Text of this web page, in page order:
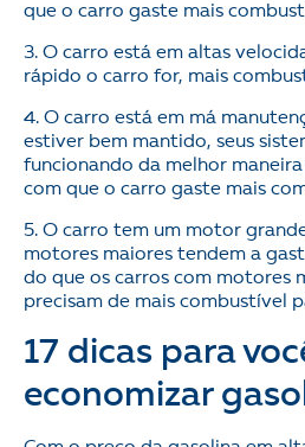
que o carro gaste mais
3. O carro está em altas
rápido o carro for, mais
4. O carro está em má
estiver bem mantido, seus
funcionando da melhor
com que o carro gaste mais
5. O carro tem um motor
motores maiores tendem a
do que os carros com motores
precisam de mais combustível
17 dicas para
economizar